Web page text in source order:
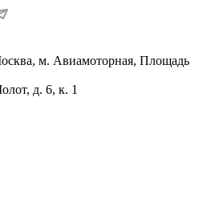
м. Авиамоторная, Площадь
д. 6, к. 1